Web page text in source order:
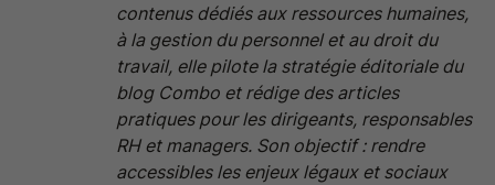
contenus dédiés aux ressources humaines,
à la gestion du personnel et au droit du
travail, elle pilote la stratégie éditoriale du
blog Combo et rédige des articles
pratiques pour les dirigeants, responsables
RH et managers. Son objectif : rendre
accessibles les enjeux légaux et sociaux